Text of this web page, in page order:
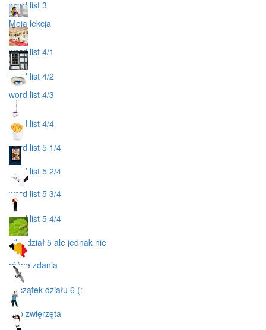
word list 3
Moja lekcja
word list 4/1
word list 4/2
word list 4/3
word list 4/4
word list 5 1/4
word list 5 2/4
word list 5 3/4
word list 5 4/4
niby dział 5 ale jednak nie
różne zdania
początek działu 6 (:
n. p zwięrzęta